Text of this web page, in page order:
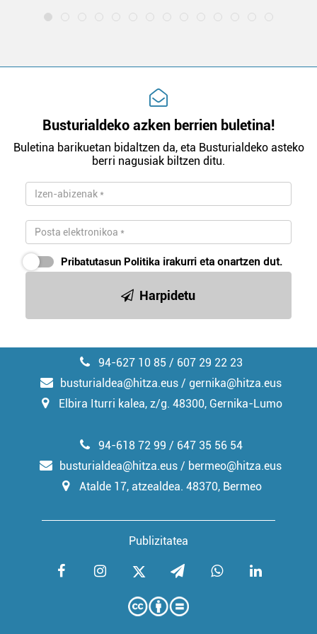
Busturialdeko azken berrien buletina!
Buletina barikuetan bidaltzen da, eta Busturialdeko asteko
berri nagusiak biltzen ditu.
Pribatutasun Politika irakurri eta onartzen dut.
Harpidetu
94-627 10 85 / 607 29 22 23
busturialdea@hitza.eus / gernika@hitza.eus
Elbira Iturri kalea, z/g. 48300, Gernika-Lumo
Publizitatea
94-618 72 99 / 647 35 56 54
busturialdea@hitza.eus / bermeo@hitza.eus
Atalde 17, atzealdea. 48370, Bermeo